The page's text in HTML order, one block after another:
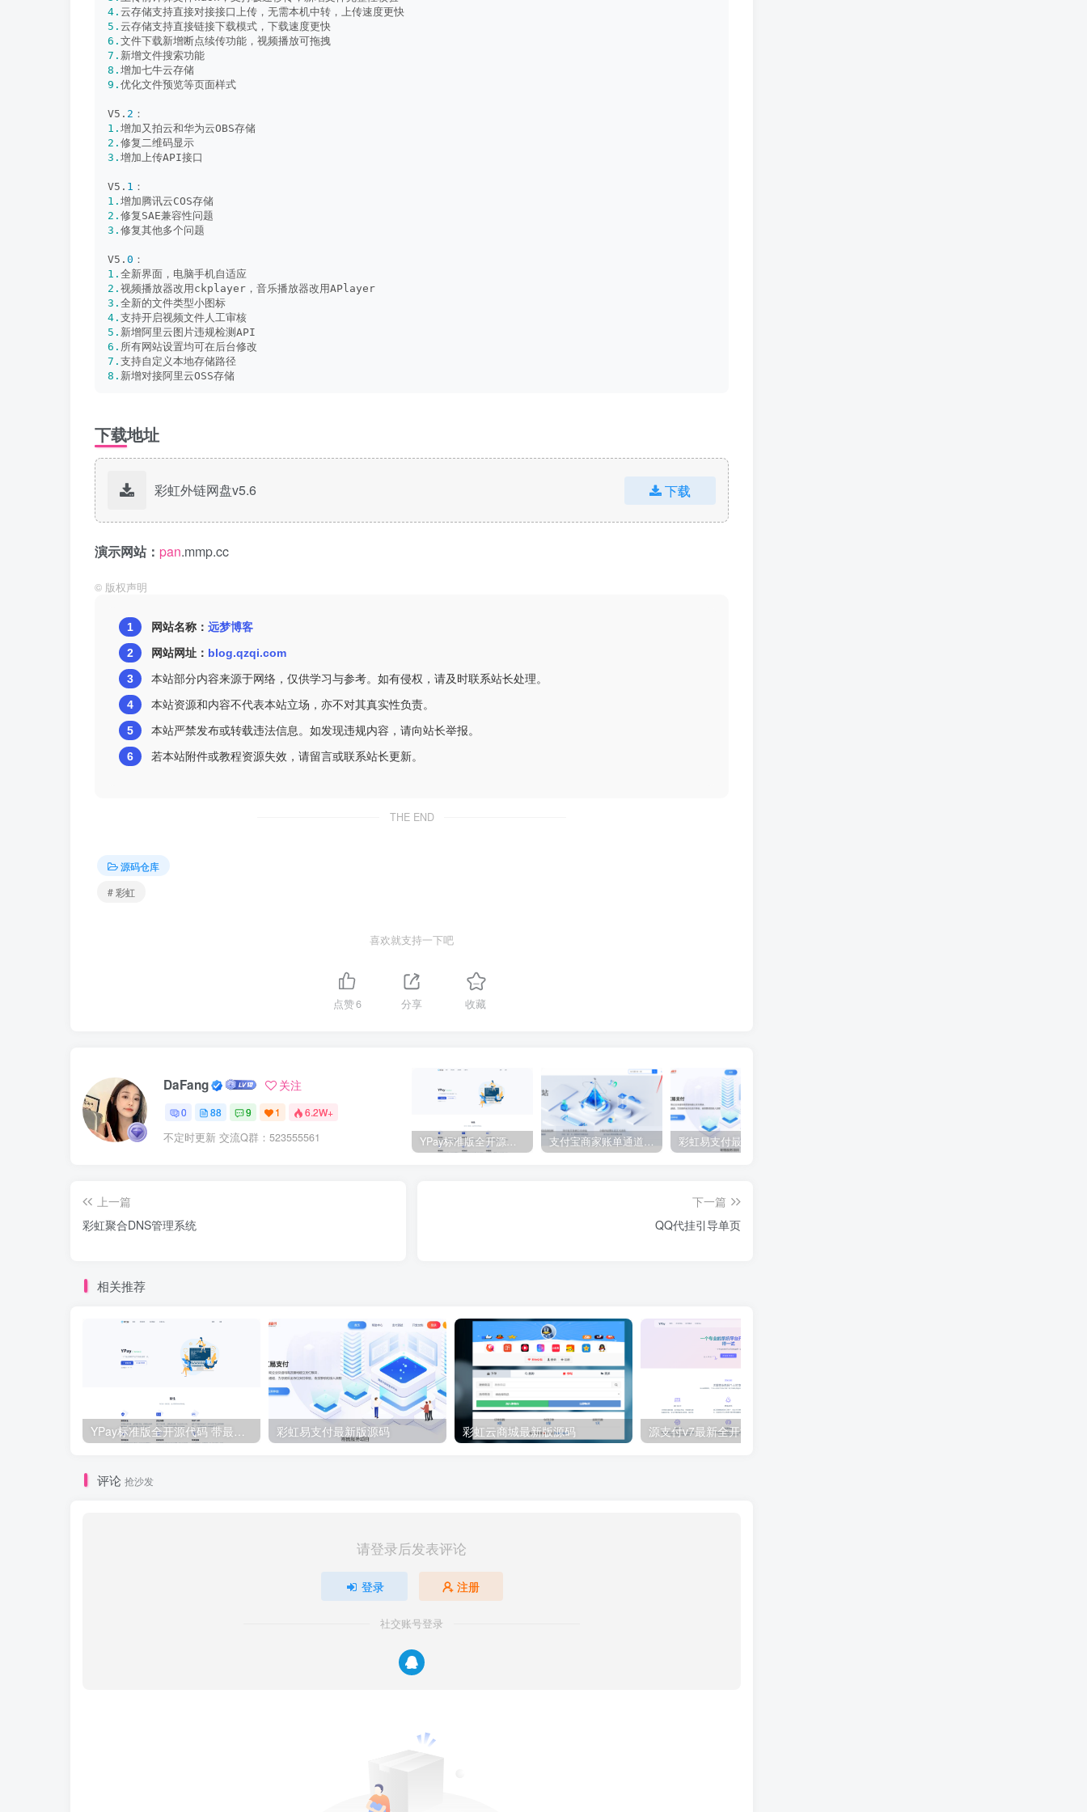
4. 云存储支持直接对接接口上传，无需本机中转，上传速度更快
5. 云存储支持直接链接下载模式，下载速度更快
6. 文件下载新增断点续传功能，视频播放可拖拽
7. 新增文件搜索功能
8. 增加七牛云存储
9. 优化文件预览等页面样式
V5. 2 ：
1. 增加又拍云和华为云OBS存储
2. 修复二维码显示
3. 增加上传API接口
V5. 1 ：
1. 增加腾讯云COS存储
2. 修复SAE兼容性问题
3. 修复其他多个问题
V5. 0 ：
1. 全新界面，电脑手机自适应
2. 视频播放器改用ckplayer，音乐播放器改用APlayer
3. 全新的文件类型小图标
4. 支持开启视频文件人工审核
5. 新增阿里云图片违规检测API
6. 所有网站设置均可在后台修改
7. 支持自定义本地存储路径
8. 新增对接阿里云OSS存储
下载地址
彩虹外链网盘v5.6 下载
演示网站： pan.mmp.cc
© 版权声明
1 网站名称： 远梦博客
2
网站网址： blog.qzqi.com
3
本站部分内容来源于网络，仅供学习与参考。如有侵权，请及时联系站长处理。
4
本站资源和内容不代表本站立场，亦不对其真实性负责。
5
本站严禁发布或转载违法信息。如发现违规内容，请向站长举报。
6
若本站附件或教程资源失效，请留言或联系站长更新。
THE END
源码仓库
# 彩虹
喜欢就支持一下吧
点赞6 分享 收藏
DaFang 关注
0 88 9 1 6.2W+
不定时更新 交流Q群：523555561 YPay标准版全开源代码 带最新版Mac云端协议 – V1.3.1 支付宝商家账单通道配置教程 彩虹易支付最新版源码
上一篇
彩虹聚合DNS管理系统
下一篇
QQ代挂引导单页
相关推荐
YPay标准版全开源代码 带最新版Mac云端协议 – V1.3.1 彩虹易支付最新版源码 彩虹云商城最新版源码
评论 抢沙发
请登录后发表评论
登录 注册
社交账号登录